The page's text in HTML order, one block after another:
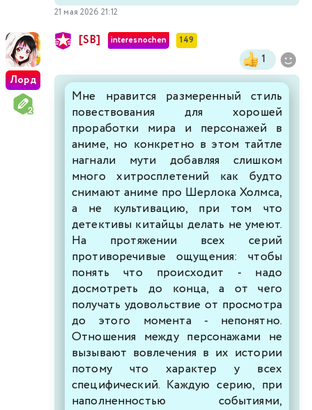
21 мая 2026 21:12
Лорд
[SB] interesnochen 149
1
Мне нравится размеренный стиль
повествования для хорошей
проработки мира и персонажей в
аниме, но конкретно в этом тайтле
нагнали мути добавляя слишком
много хитросплетений как будто
снимают аниме про Шерлока Холмса,
а не культивацию, при том что
детективы китайцы делать не умеют.
На протяжении всех серий
противоречивые ощущения: чтобы
понять что происходит - надо
досмотреть до конца, а от чего
получать удовольствие от просмотра
до этого момента - непонятно.
Отношения между персонажами не
вызывают вовлечения в их истории
потому что характер у всех
специфический. Каждую серию, при
наполненностью событиями,